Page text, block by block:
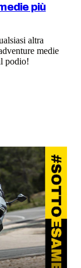
più
altra
medie
podio!